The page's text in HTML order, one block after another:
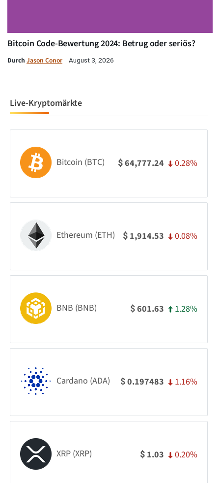
Bitcoin Code-Bewertung 2024: Betrug oder seriös?
Durch Jason Conor August 3, 2026
Live-Kryptomärkte
Bitcoin (BTC) $64,777.24 0.28%
Ethereum (ETH) $ 1,914.53 0.08%
BNB (BNB) $601.63 1.28%
Cardano (ADA) $0.197483 1.16%
XRP (XRP) $ 1.03 0.20%